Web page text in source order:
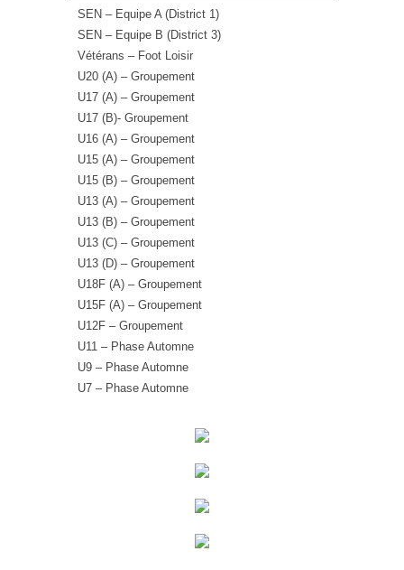
SEN – Equipe A (District 1)
SEN – Equipe B (District 3)
Vétérans – Foot Loisir
U20 (A) – Groupement
U17 (A) – Groupement
U17 (B)- Groupement
U16 (A) – Groupement
U15 (A) – Groupement
U15 (B) – Groupement
U13 (A) – Groupement
U13 (B) – Groupement
U13 (C) – Groupement
U13 (D) – Groupement
U18F (A) – Groupement
U15F (A) – Groupement
U12F – Groupement
U11 – Phase Automne
U9 – Phase Automne
U7 – Phase Automne